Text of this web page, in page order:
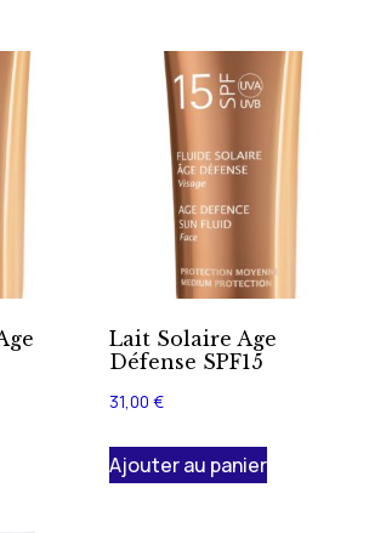
Lait Solaire Age
Défense SPF15
31,00 €
Ajouter au panier